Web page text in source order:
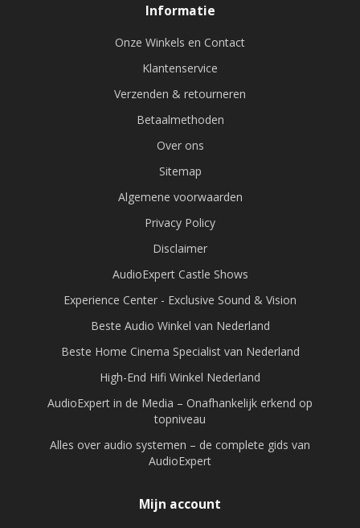
Informatie
Onze Winkels en Contact
Klantenservice
Verzenden & retourneren
Betaalmethoden
Over ons
Sitemap
Algemene voorwaarden
Privacy Policy
Disclaimer
AudioExpert Castle Shows
Experience Center - Exclusive Sound & Vision
Beste Audio Winkel van Nederland
Beste Home Cinema Specialist van Nederland
High-End Hifi Winkel Nederland
AudioExpert in de Media – Onafhankelijk erkend op
topniveau
Alles over audio systemen – de complete gids van
AudioExpert
Mijn account